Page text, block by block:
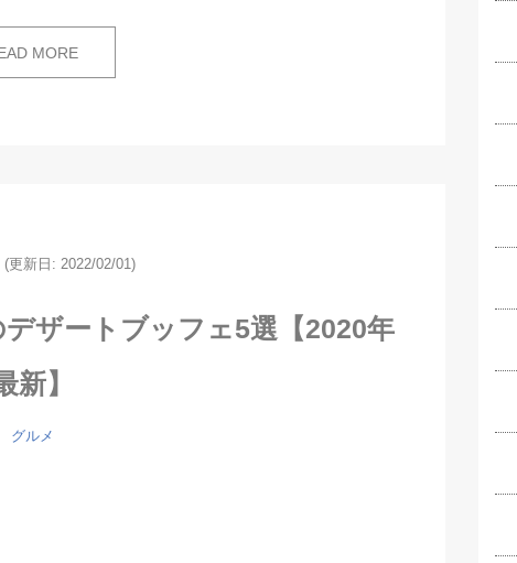
MORE
(更新日: 2022/02/01)
ザートブッフェ5選【2020年
新】
グルメ